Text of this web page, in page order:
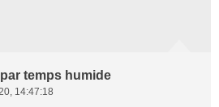
temps humide
14:47:18